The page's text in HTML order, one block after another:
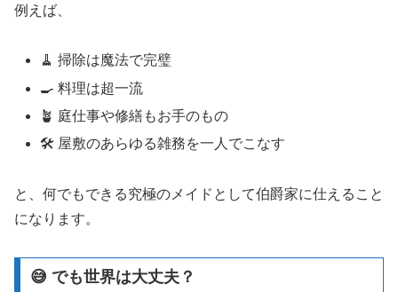
例えば、
🧹 掃除は魔法で完璧
🍳 料理は超一流
🪴 庭仕事や修繕もお手のもの
🛠️ 屋敷のあらゆる雑務を一人でこなす
と、何でもできる究極のメイドとして伯爵家に仕えること
になります。
😅 でも世界は大丈夫？